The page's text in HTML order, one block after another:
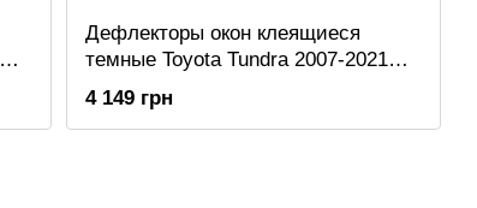
Дефлекторы окон клеящиеся
темные Toyota Tundra 2007-2021
Regular Cab передние AVS 92711
4 149 грн